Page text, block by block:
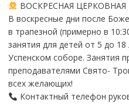
ВОСКРЕСНАЯ
В воскресные дни после
в трапезной (примерно в
занятия для детей от 5 до 18
Успенском соборе. Занятия
преподавателями Свято-
всех желающих!
Контактный телефон